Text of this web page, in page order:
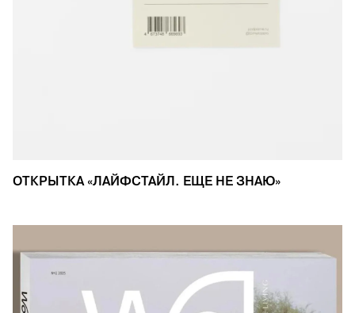
ОТКРЫТКА «ЛАЙФСТАЙЛ. ЕЩЕ НЕ ЗНАЮ»